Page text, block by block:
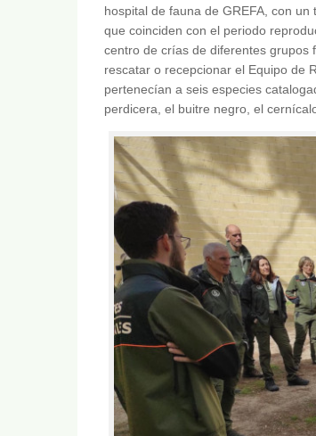
hospital de fauna de GREFA, con
que coinciden con el periodo
centro de crías de diferentes grupos
rescatar o recepcionar el Equipo de
pertenecían a seis especies
perdicera, el buitre negro, el